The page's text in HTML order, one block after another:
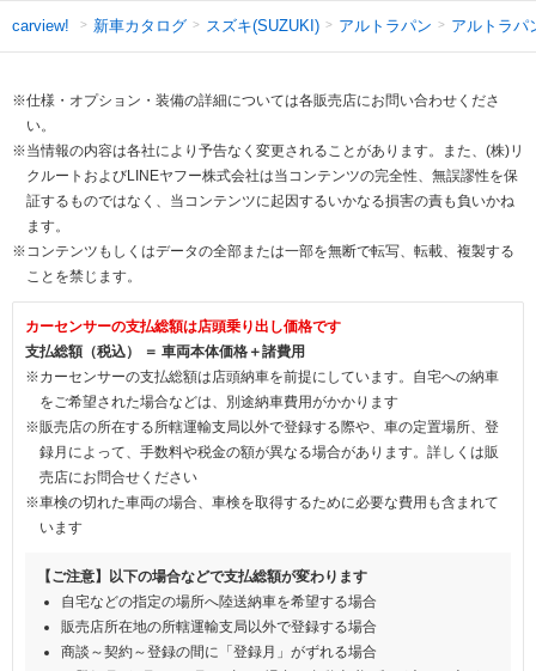
carview! 新車カタログ スズキ(SUZUKI) アルトラパン アルトラパ
※仕様・オプション・装備の詳細については各販売店にお問い合わせくださ
い。
※当情報の内容は各社により予告なく変更されることがあります。また、(株)リ
クルートおよびLINEヤフー株式会社は当コンテンツの完全性、無誤謬性を保
証するものではなく、当コンテンツに起因するいかなる損害の責も負いかね
ます。
※コンテンツもしくはデータの全部または一部を無断で転写、転載、複製する
ことを禁じます。
カーセンサーの支払総額は店頭乗り出し価格です
支払総額（税込） ＝ 車両本体価格＋諸費用
※カーセンサーの支払総額は店頭納車を前提にしています。自宅への納車
をご希望された場合などは、別途納車費用がかかります
※販売店の所在する所轄運輸支局以外で登録する際や、車の定置場所、登
録月によって、手数料や税金の額が異なる場合があります。詳しくは販
売店にお問合せください
※車検の切れた車両の場合、車検を取得するために必要な費用も含まれて
います
【ご注意】以下の場合などで支払総額が変わります
自宅などの指定の場所へ陸送納車を希望する場合
販売店所在地の所轄運輸支局以外で登録する場合
商談～契約～登録の間に「登録月」がずれる場合